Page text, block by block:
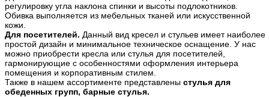
регулировку угла наклона спинки и высоты подлокотников.
Обивка выполняется из мебельных тканей или искусственной
кожи.
Для посетителей. Данный вид кресел и стульев имеет наиболее
простой дизайн и минимальное техническое оснащение. У нас
можно приобрести кресла или стулья для посетителей,
гармонирующие с особенностями оформления интерьера
помещения и корпоративным стилем.
Также в нашем ассортименте представлены стулья для
обеденных групп, барные стулья.